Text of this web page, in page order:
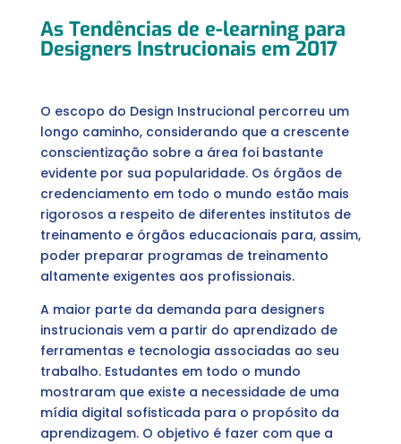
As Tendências de e-learning para
Designers Instrucionais em 2017
O escopo do Design Instrucional percorreu um
longo caminho, considerando que a crescente
conscientização sobre a área foi bastante
evidente por sua popularidade. Os órgãos de
credenciamento em todo o mundo estão mais
rigorosos a respeito de diferentes institutos de
treinamento e órgãos educacionais para, assim,
poder preparar programas de treinamento
altamente exigentes aos profissionais.
A maior parte da demanda para designers
instrucionais vem a partir do aprendizado de
ferramentas e tecnologia associadas ao seu
trabalho. Estudantes em todo o mundo
mostraram que existe a necessidade de uma
mídia digital sofisticada para o propósito da
aprendizagem. O objetivo é fazer com que a